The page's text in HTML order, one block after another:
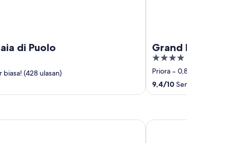
di Puolo
biasa! (428 ulasan)
Grand Hotel
4
out
of
Priora ‐ 0,87 km dari
9,4/10 Sempurna!
Hotel Naples Le Stanze del Principe